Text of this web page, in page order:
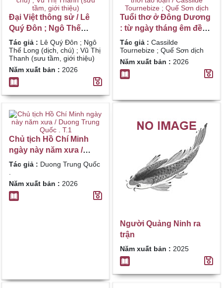
Đại Việt thông sử / Lê
Quý Đôn ; Ngô Thế
Long (dịch, chú) ; Vũ Thị
Thanh (sưu tầm, giới
thiệu)
Tác giả : Lê Quý Đôn ; Ngô
Thế Long (dịch, chú) ; Vũ Thị
Thanh (sưu tầm, giới thiệu)
Năm xuất bản : 2026
Tuổi thơ ở Đông Dương
: từ ngày tháng êm đềm
đến thời tao loạn /
Cassilde Tournebize ;
Quế Sơn dịch
Tác giả : Cassilde
Tournebize ; Quế Sơn dịch
Năm xuất bản : 2026
Chủ tịch Hồ Chí Minh
ngày này năm xưa /
Duong Trung Quốc . T.1
Tác giả : Duong Trung Quốc
.
Năm xuất bản : 2026
Người Quảng Ninh ra
trận
Năm xuất bản : 2025